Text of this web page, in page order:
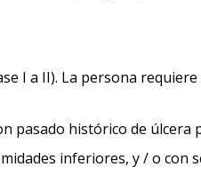
I a II). La persona
pasado histórico de úlcera
inferiores, y / o con